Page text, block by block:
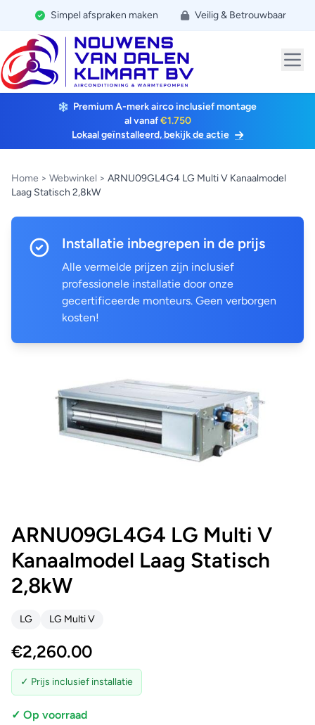
Simpel afspraken maken Veilig & Betrouwbaar
Premium A-merk airco inclusief montage
al vanaf€1.750
Lokaal geïnstalleerd, bekijk de actie
Home > Webwinkel > ARNU09GL4G4 LG Multi V Kanaalmodel
Laag Statisch 2,8kW
Installatie inbegrepen in de prijs
Alle vermelde prijzen zijn inclusief
professionele installatie door onze
gecertificeerde monteurs. Geen verborgen
kosten!
ARNU09GL4G4 LG Multi V
Kanaalmodel Laag Statisch
2,8kW
LG LG Multi V
€2,260.00
✓ Prijs inclusief installatie
✓ Op voorraad